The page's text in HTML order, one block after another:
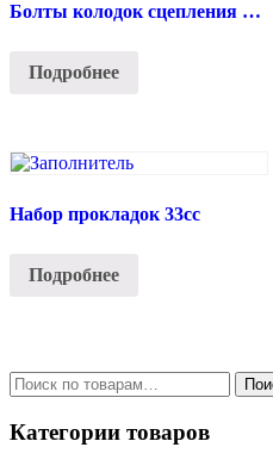
Болты колодок сцепления мотокосы
Подробнее
Набор прокладок 33сс
Подробнее
Искать:
Категории товаров